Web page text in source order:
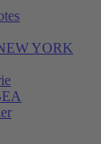
YORK